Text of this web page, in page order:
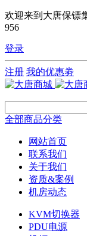
欢迎来到大唐保
956
登录
注册 我的优惠劵
全部商品分类
网站首页
联系我们
关于我们
资质&案例
机房动态
KVM切换器
PDU电源